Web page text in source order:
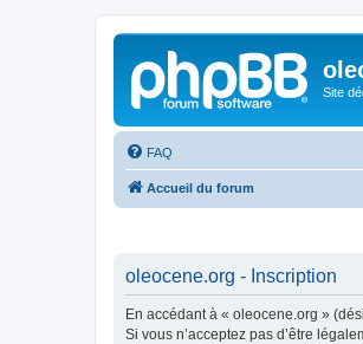
Site
FAQ
Accueil du forum
oleocene.org - Inscription
En accédant à « oleocene.org »
Si vous n’acceptez pas d’être